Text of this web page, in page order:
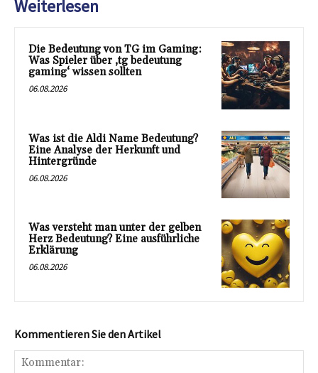
Weiterlesen
Die Bedeutung von TG im Gaming:
Was Spieler über ‚tg bedeutung
gaming‘ wissen sollten
06.08.2026
Was ist die Aldi Name Bedeutung?
Eine Analyse der Herkunft und
Hintergründe
06.08.2026
Was versteht man unter der gelben
Herz Bedeutung? Eine ausführliche
Erklärung
06.08.2026
Kommentieren Sie den Artikel